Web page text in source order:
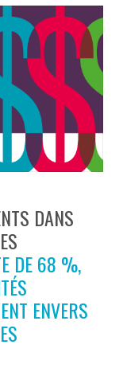
DANS
DE 68 %,
ENVERS